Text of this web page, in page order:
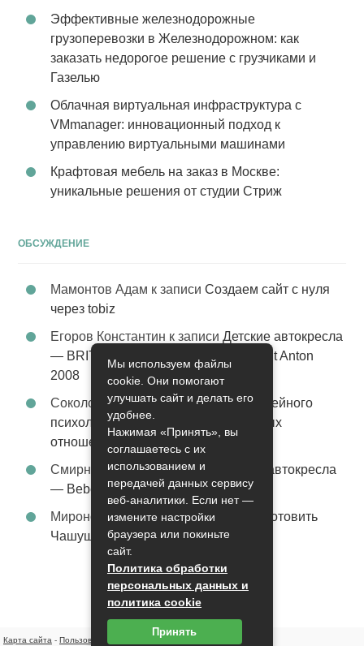
Эффективные железнодорожные
грузоперевозки в Железнодорожном: как
заказать недорогое решение с грузчиками и
Газелью
Облачная виртуальная инфраструктура с
VMmanager: инновационный подход к
управлению виртуальными машинами
Крафтовая мебель на заказ в Москве:
уникальные решения от студии Стриж
ОБСУЖДЕНИЕ
Мамонтов Адам к записиСоздаем сайт с нуля
через tobiz
Егоров Константин к записиДетские автокресла
— BRITAX Evolva 1-2-3 (1-2-3) цвет St Anton
2008
Соколова Эльзак записиУслуги семейного
психолога – стабильность в семейных
отношениях
Смирнова Грацияк записи
Детские автокресла
— Bebe Confort Moby цвет Orange
Миронов Никифорк записи
Как приготовить
Чашушули
Карта сайта - Пользовательское соглашение
Мы используем файлы
cookie. Они помогают
улучшать сайт и делать его
удобнее.
Нажимая «Принять», вы
соглашаетесь с их
использованием и
передачей данных сервису
веб-аналитики. Если нет —
измените настройки
браузера или покиньте
сайт.
Политика обработки
персональных данных и
политика cookie
Принять